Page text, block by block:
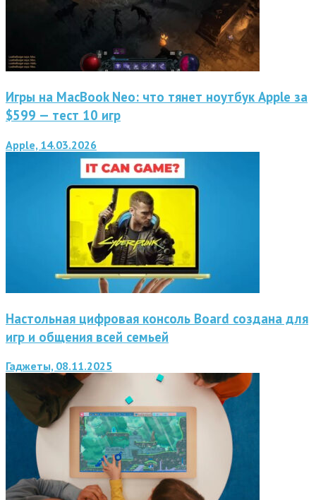
Игры на MacBook Neo: что тянет ноутбук Apple за
$599 — тест 10 игр
Apple, 14.03.2026
Настольная цифровая консоль Board создана для
игр и общения всей семьей
Гаджеты, 08.11.2025